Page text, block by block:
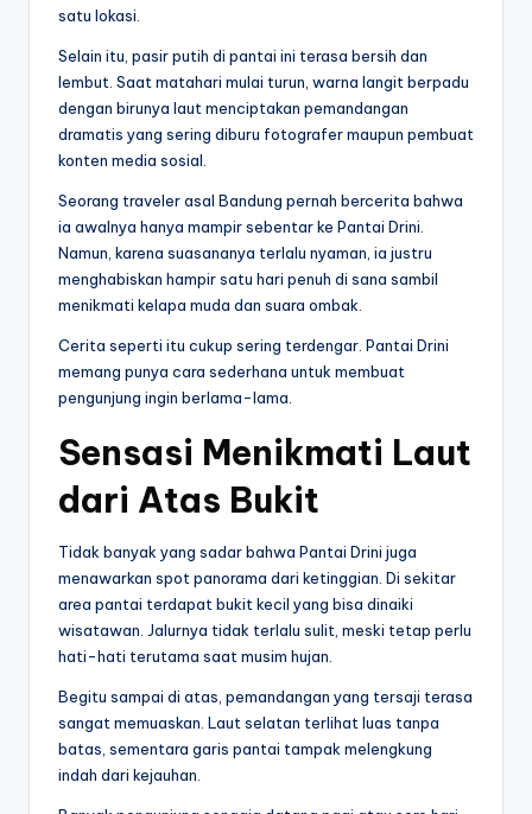
satu lokasi.
Selain itu, pasir putih di pantai ini terasa bersih dan
lembut. Saat matahari mulai turun, warna langit berpadu
dengan birunya laut menciptakan pemandangan
dramatis yang sering diburu fotografer maupun pembuat
konten media sosial.
Seorang traveler asal Bandung pernah bercerita bahwa
ia awalnya hanya mampir sebentar ke Pantai Drini.
Namun, karena suasananya terlalu nyaman, ia justru
menghabiskan hampir satu hari penuh di sana sambil
menikmati kelapa muda dan suara ombak.
Cerita seperti itu cukup sering terdengar. Pantai Drini
memang punya cara sederhana untuk membuat
pengunjung ingin berlama-lama.
Sensasi Menikmati Laut
dari Atas Bukit
Tidak banyak yang sadar bahwa Pantai Drini juga
menawarkan spot panorama dari ketinggian. Di sekitar
area pantai terdapat bukit kecil yang bisa dinaiki
wisatawan. Jalurnya tidak terlalu sulit, meski tetap perlu
hati-hati terutama saat musim hujan.
Begitu sampai di atas, pemandangan yang tersaji terasa
sangat memuaskan. Laut selatan terlihat luas tanpa
batas, sementara garis pantai tampak melengkung
indah dari kejauhan.